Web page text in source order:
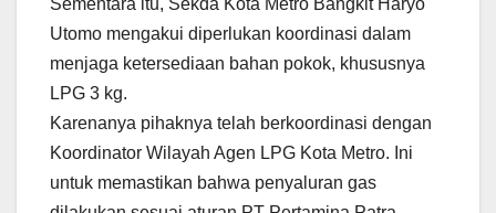
Sementara itu, Sekda Kota Metro Bangkit Haryo
Utomo mengakui diperlukan koordinasi dalam
menjaga ketersediaan bahan pokok, khususnya
LPG 3 kg.
Karenanya pihaknya telah berkoordinasi dengan
Koordinator Wilayah Agen LPG Kota Metro. Ini
untuk memastikan bahwa penyaluran gas